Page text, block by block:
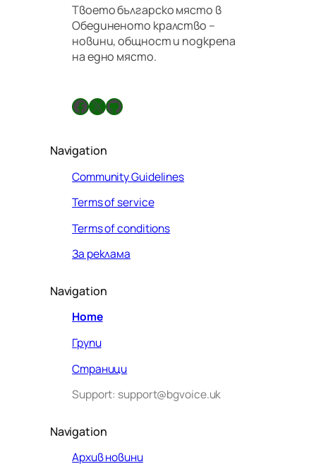
Твоето българско място в
Обединеното кралство –
новини, общност и подкрепа
на едно място.
Facebook X GitHub
Navigation
Community Guidelines
Terms of service
Terms of conditions
За реклама
Navigation
Home
Групи
Страници
Support: support@bgvoice.uk
Navigation
Архив новини